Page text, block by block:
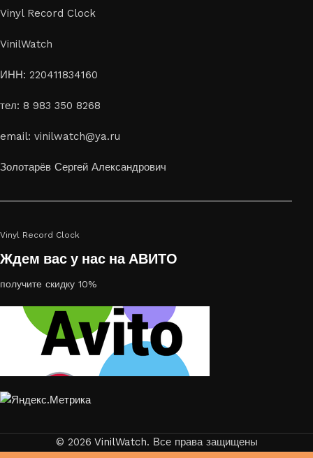
творческого пространства.
Картины на стекле и дереве
Лазерная гравировка на стекле или дереве, оригинальный
или украсить свой дом
украсить пространство, лазерная гравировка фото по дереву
Vinyl Record Clock
VinilWatch
ИНН: 220411834160
тел: 8 983 350 8268
email: vinilwatch@ya.ru
Золотарёв Сергей Александрович
Vinyl Record Clock
Ждем вас у нас на АВИТО
получите скидку 10%
© 2026 VinilWatch. Все права защищены